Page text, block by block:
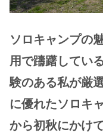
ソロキャンプの
用で躊躇してい
験のある私が厳
に優れたソロキ
から初秋にかけ